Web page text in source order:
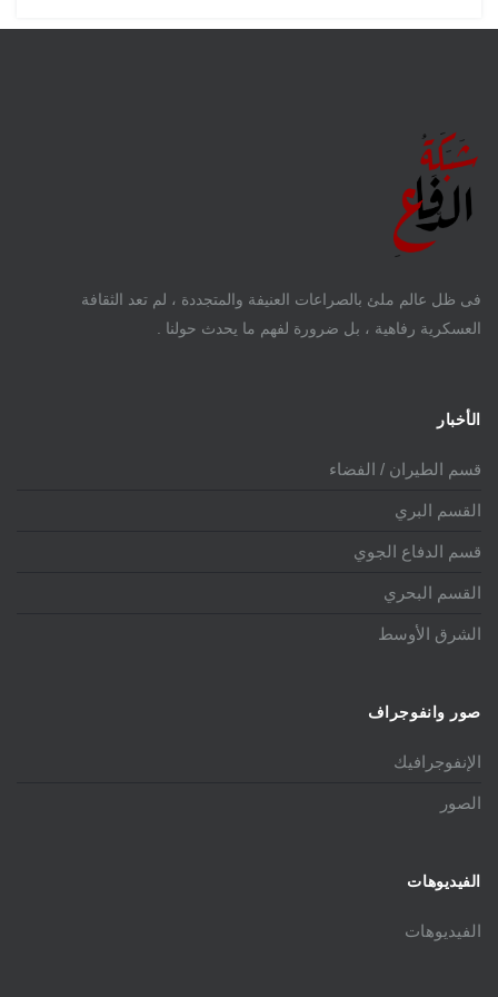
فى ظل عالم ملئ بالصراعات العنيفة والمتجددة ، لم تعد الثقافة
العسكرية رفاهية ، بل ضرورة لفهم ما يحدث حولنا .
الأخبار
قسم الطيران / الفضاء
القسم البري
قسم الدفاع الجوي
القسم البحري
الشرق الأوسط
صور وانفوجراف
الإنفوجرافيك
الصور
الفيديوهات
الفيديوهات